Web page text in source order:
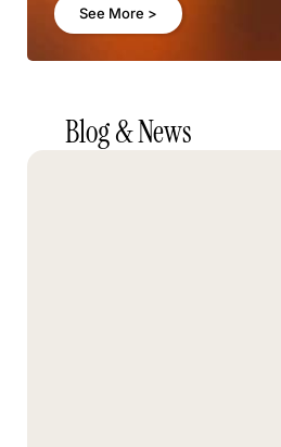
See More >
Blog & News